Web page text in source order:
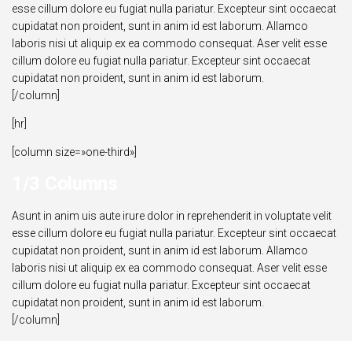
esse cillum dolore eu fugiat nulla pariatur. Excepteur sint occaecat
cupidatat non proident, sunt in anim id est laborum. Allamco
laboris nisi ut aliquip ex ea commodo consequat. Aser velit esse
cillum dolore eu fugiat nulla pariatur. Excepteur sint occaecat
cupidatat non proident, sunt in anim id est laborum.
[/column]
[hr]
[column size=»one-third»]
Asunt in anim uis aute irure dolor in reprehenderit in voluptate velit
esse cillum dolore eu fugiat nulla pariatur. Excepteur sint occaecat
cupidatat non proident, sunt in anim id est laborum. Allamco
laboris nisi ut aliquip ex ea commodo consequat. Aser velit esse
cillum dolore eu fugiat nulla pariatur. Excepteur sint occaecat
cupidatat non proident, sunt in anim id est laborum.
[/column]